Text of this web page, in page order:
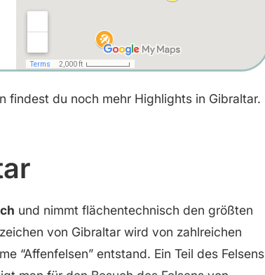
findest du noch mehr Highlights in Gibraltar.
und nimmt flächentechnisch den größten
von Gibraltar wird von zahlreichen
“Affenfelsen” entstand. Ein Teil des Felsens